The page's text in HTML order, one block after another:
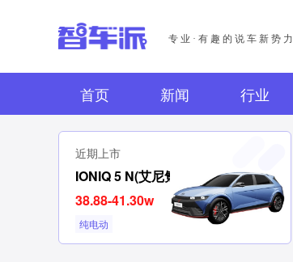
专业·有趣的说车新势力
首页 新闻 行业
近期上市
IONIQ 5 N(艾尼氪5N)
38.88-41.30w
纯电动